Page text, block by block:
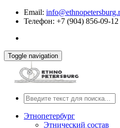
Email:
Телефон: +7 (904) 856-09-12
Toggle navigation
Этнопетербург
Этнический состав